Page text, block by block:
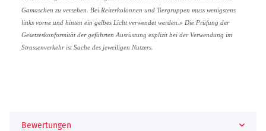
Gamaschen zu versehen. Bei Reiterkolonnen und Tiergruppen muss wenigstens
links vorne und hinten ein gelbes Licht verwendet werden.» Die Prüfung der
Gesetzeskonformität der geführten Ausrüstung explizit bei der Verwendung im
Strassenverkehr ist Sache des jeweiligen Nutzers.
Bewertungen